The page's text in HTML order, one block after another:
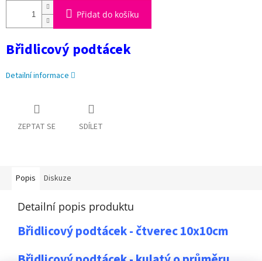
Přidat do košíku
Břidlicový podtácek
Detailní informace
ZEPTAT SE SDÍLET
Popis Diskuze
Detailní popis produktu
Břidlicový podtácek - čtverec 10x10cm